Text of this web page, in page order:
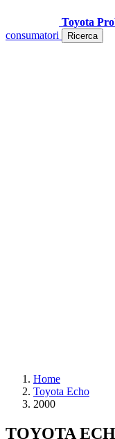
Toyota
consumatori
Ricerca
Home
Toyota Echo
2000
TOYOTA